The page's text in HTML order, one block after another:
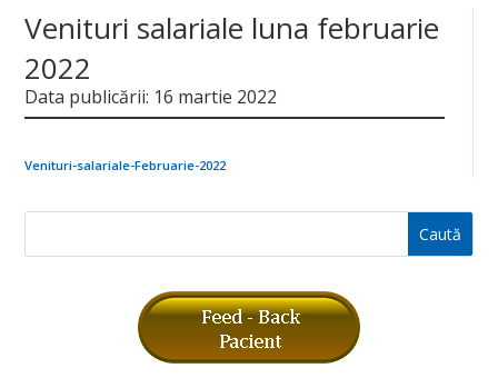
Venituri salariale luna februarie
2022
Data publicării: 16 martie 2022
Venituri-salariale-Februarie-2022